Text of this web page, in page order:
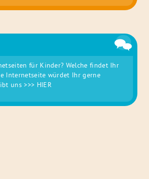
für Kinder? Welche findet Ihr
Internetseite würdet Ihr gerne
uns>>> HIER